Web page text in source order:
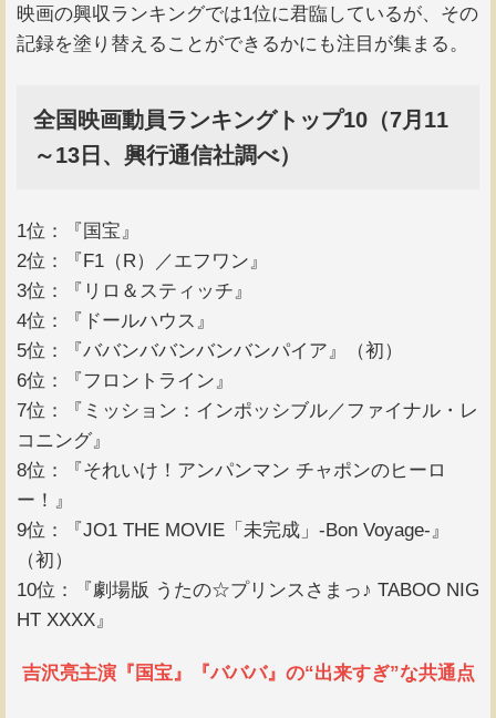
映画の興収ランキングでは1位に君臨しているが、その
記録を塗り替えることができるかにも注目が集まる。
全国映画動員ランキングトップ10（7月11
～13日、興行通信社調べ）
1位：『国宝』
2位：『F1（R）／エフワン』
3位：『リロ＆スティッチ』
4位：『ドールハウス』
5位：『ババンババンバンバンパイア』（初）
6位：『フロントライン』
7位：『ミッション：インポッシブル／ファイナル・レ
コニング』
8位：『それいけ！アンパンマン チャポンのヒーロ
ー！』
9位：『JO1 THE MOVIE「未完成」-Bon Voyage-』
（初）
10位：『劇場版 うたの☆プリンスさまっ♪ TABOO NIG
HT XXXX』
吉沢亮主演『国宝』『バババ』の“出来すぎ”な共通点